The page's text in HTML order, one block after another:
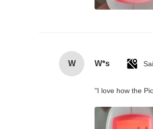
W W*s
"I love how the